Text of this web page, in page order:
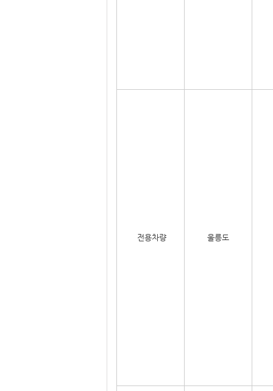
전용차량 울릉도